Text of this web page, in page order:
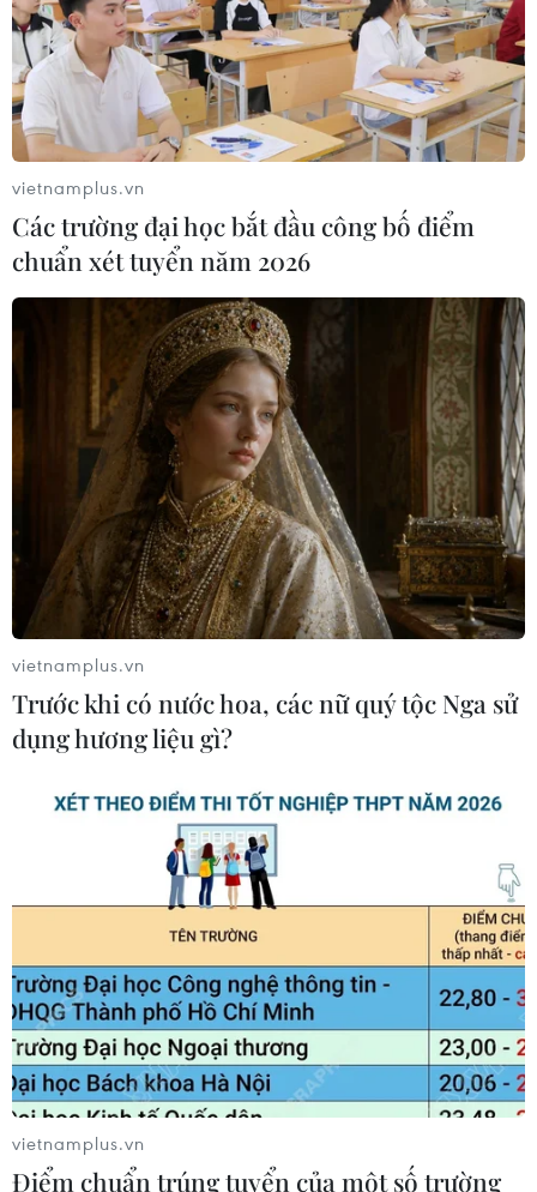
sách về giáo dục đào tạo, bồi dưỡng nguồn nhân lực
phát huy hiệu quả tích cực.
Việt Nam-Anh thúc đẩy hợp tác giáo dục
đại học song phương
27/11/2023 00:58
Chín biên bản ghi nhớ được ký kết giữa các đối tác Việt
khuôn khổ chuyến công tác của lãnh đạo Bộ Giáo dục
và Đào tạo tới Vương quốc Anh.
Việt Nam thúc đẩy sáng kiến quốc gia giáo
vietnamplus.vn
Các trường đại học bắt đầu công bố điểm
chuẩn xét tuyển năm 2026
vietnamplus.vn
Trước khi có nước hoa, các nữ quý tộc Nga sử
dụng hương liệu gì?
vietnamplus.vn
Điểm chuẩn trúng tuyển của một số trường